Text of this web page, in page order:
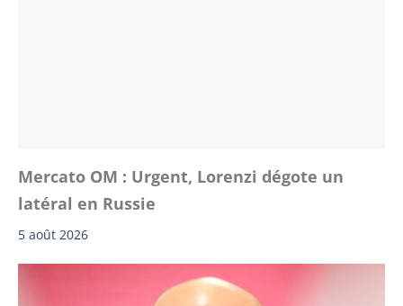
Mercato OM : Urgent, Lorenzi dégote un
latéral en Russie
5 août 2026